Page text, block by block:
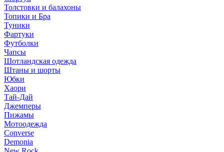
Толстовки и балахоны
Топики и Бра
Туники
Фартуки
Футболки
Чапсы
Шотландская одежда
Штаны и шорты
Юбки
Хаори
Тай-Дай
Джемперы
Пижамы
Мотоодежда
Converse
Demonia